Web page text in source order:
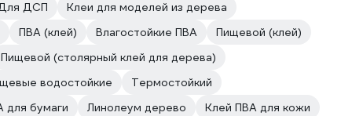
ДСП
Клеи для моделей из дерева
ПВА (клей) Влагостойкие ПВА
Пищевой (клей)
Пищевой (столярный клей для дерева)
водостойкие
Термостойкий
для бумаги Линолеум дерево
Клей ПВА для кожи